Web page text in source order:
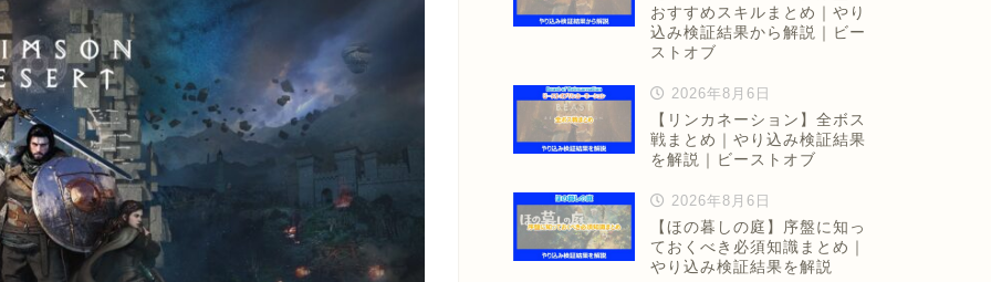
おすすめスキルまとめ｜やり
込み検証結果から解説｜ビー
ストオブ
2026年8月6日
【リンカネーション】全ボス
戦まとめ｜やり込み検証結果
を解説｜ビーストオブ
2026年8月6日
【ほの暮しの庭】序盤に知っ
ておくべき必須知識まとめ｜
やり込み検証結果を解説